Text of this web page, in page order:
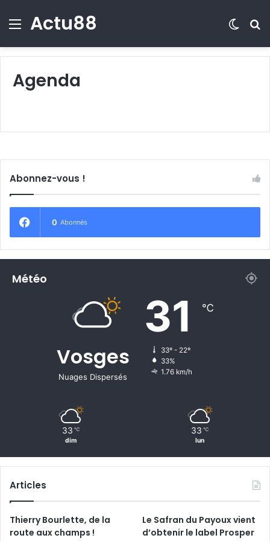
Menu
Actu88
Agenda
Abonnez-vous !
0 Abonnés
Météo
Vosges
Nuages Dispersés
31 ℃
33º - 22º
33%
1.76 km/h
33 ℃
dim
33 ℃
lun
Articles
Thierry Bourlette, de la
route aux champs !
Le Safran du Payoux vient
d’obtenir le label Prosper